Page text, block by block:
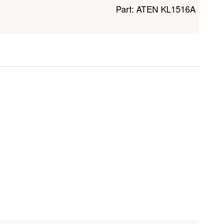
Part: ATEN KL1516A